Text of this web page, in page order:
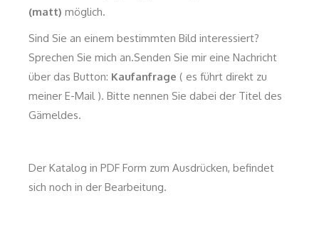
(matt) möglich.
Sind Sie an einem bestimmten Bild interessiert?
Sprechen Sie mich an.Senden Sie mir eine Nachricht
über das Button: Kaufanfrage ( es führt direkt zu
meiner E-Mail ). Bitte nennen Sie dabei der Titel des
Gämeldes.
Der Katalog in PDF Form zum Ausdrücken, befindet
sich noch in der Bearbeitung.